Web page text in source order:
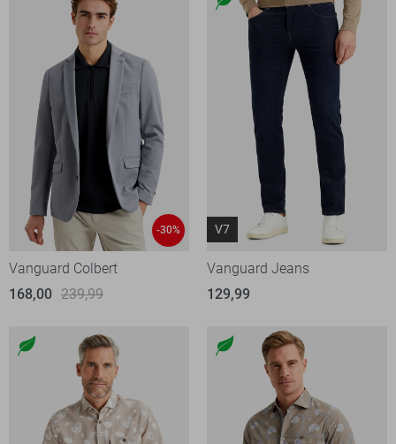
-30%
Vanguard Colbert
168,00 239,99
V7
Vanguard Jeans
129,99